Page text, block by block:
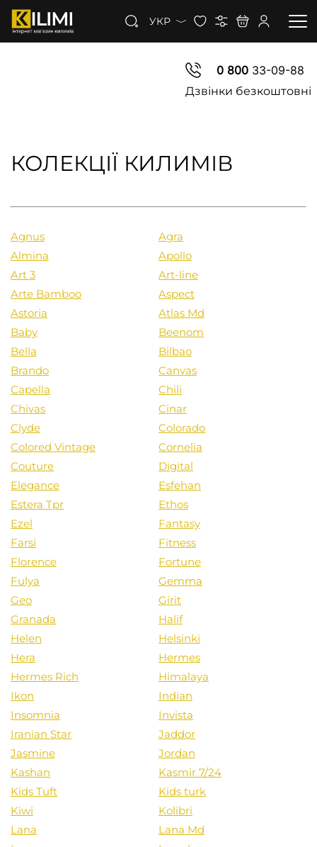
УКР
КИЛИМОВА ДОРІЖКА
0 80033-09-88
Дзвінки безкоштовні
КОЛЕКЦІЇ КИЛИМІВ
Agnus
Agra
Almina
Apollo
Art 3
Art-line
Arte Bamboo
Aspect
Astoria
Atlas Md
Baby
Beenom
Bella
Bilbao
Brando
Canvas
Capella
Chili
Chivas
Cinar
Clyde
Colorado
Colored Vintage
Cornelia
Couture
Digital
Elegance
Esfehan
Estera Tpr
Ethos
Ezel
Fantasy
Farsi
Fitness
Florence
Fortune
Fulya
Gemma
Geo
Girit
Granada
Halif
Helen
Helsinki
Hera
Hermes
Hermes Rich
Himalaya
Ikon
Indian
Insomnia
Invista
Iranian Star
Jaddor
Jasmine
Jordan
Kashan
Kasmir 7/24
Kids Tuft
Kids turk
Kiwi
Kolibri
Lana
Lana Md